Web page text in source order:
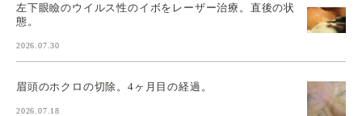
左下眼瞼のウイルス性のイボをレーザー治療。直後の状
態。
2026.07.30
眉頭のホクロの切除。4ヶ月目の経過。
2026.07.18